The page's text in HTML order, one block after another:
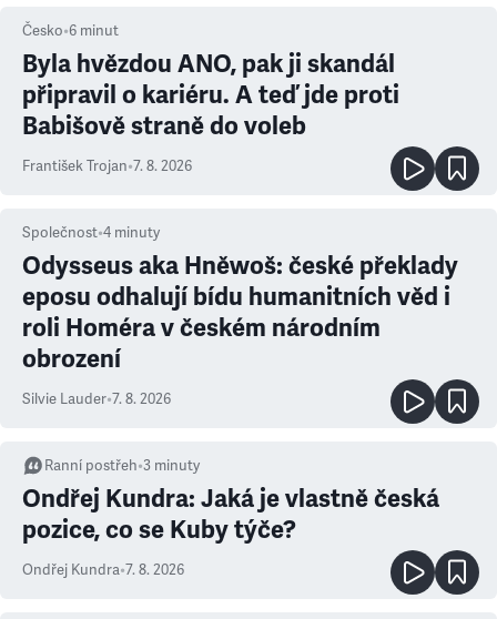
Česko•6 minut
Byla hvězdou ANO, pak ji skandál
připravil o kariéru. A teď jde proti
Babišově straně do voleb
František Trojan•7. 8. 2026
Společnost•4 minuty
Odysseus aka Hněwoš: české překlady
eposu odhalují bídu humanitních věd i
roli Homéra v českém národním
obrození
Silvie Lauder•7. 8. 2026
Ranní postřeh•3 minuty
Ondřej Kundra: Jaká je vlastně česká
pozice, co se Kuby týče?
Ondřej Kundra•7. 8. 2026